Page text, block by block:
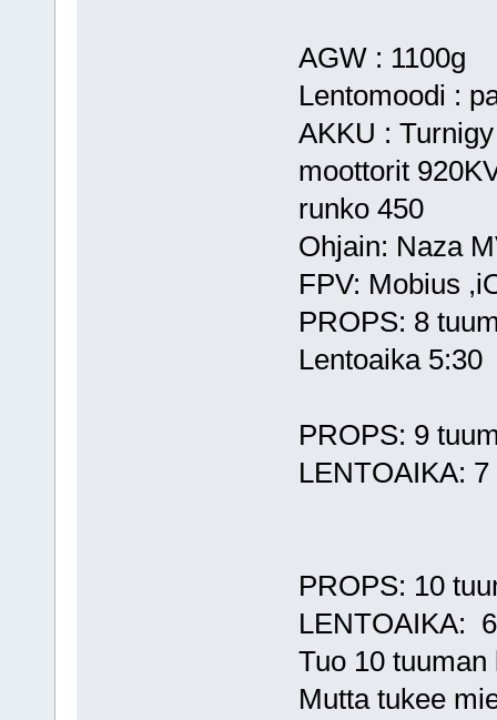
AGW : 1100g
Lentomoodi :
AKKU :
moottorit
runko 450
Ohjain: Naza
FPV: Mobius
PROPS: 8
Lentoaika 5:30
PROPS: 9
LENTOAIKA: 7
PROPS: 10
LENTOAIKA:
Tuo 10
Mutta tukee